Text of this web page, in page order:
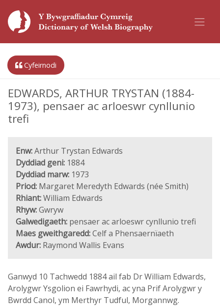
Cyfeirnodi
EDWARDS, ARTHUR TRYSTAN (1884-
1973), pensaer ac arloeswr cynllunio
trefi
Enw:Arthur Trystan Edwards
Dyddiad geni: 1884
Dyddiad marw: 1973
Priod: Margaret Meredyth Edwards (née Smith)
Rhiant:William Edwards
Rhyw:Gwryw
Galwedigaeth: pensaer ac arloeswr cynllunio trefi
Maes gweithgaredd:Celf a Phensaernïaeth
Awdur: Raymond Wallis Evans
Ganwyd 10 Tachwedd 1884 ail fab Dr William Edwards,
Arolygwr Ysgolion ei Fawrhydi, ac yna Prif Arolygwr y
Bwrdd Canol, ym Merthyr Tudful, Morgannwg.